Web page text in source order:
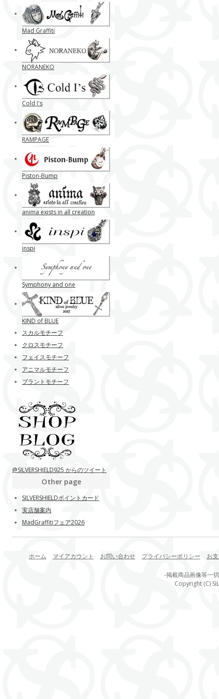
Mad Graffiti
NORANEKO
Cold I's
RAMPAGE
Piston-Bump
anima exists in all creation
inspi
Symphony and one
KIND of BLUE
スカルモチーフ
クロスモチーフ
フェイスモチーフ
アニマルモチーフ
プラントモチーフ
@SILVERSHIELD925 からのツイート
Other page
SILVERSHIELDポイントカード
実店舗案内
MadGraffitiフェア2026
ホーム マイアカウント お問い合わせ プライバシーポリシー お
-掲載商品画像等一
Copyright (C)